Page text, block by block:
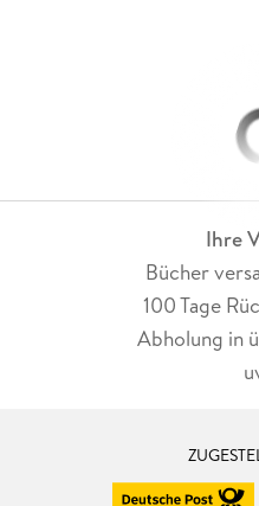
Ihre
Bücher
100 Tage
Abholung in